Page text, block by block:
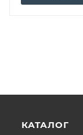
КАТАЛОГ